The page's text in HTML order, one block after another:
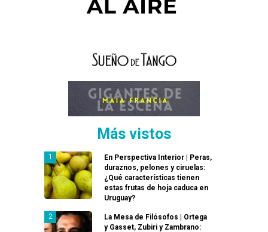
Más vistos
En Perspectiva Interior | Peras,
duraznos, pelones y ciruelas:
¿Qué características tienen
estas frutas de hoja caduca en
Uruguay?
La Mesa de Filósofos | Ortega
y Gasset, Zubiri y Zambrano: